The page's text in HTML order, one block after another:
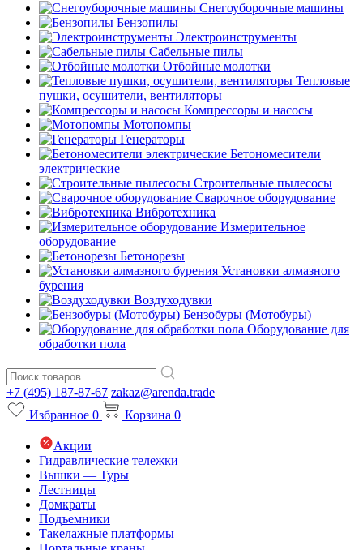
Снегоуборочные машины
Бензопилы
Электроинструменты
Сабельные пилы
Отбойные молотки
Тепловые
пушки, осушители, вентиляторы
Компрессоры и насосы
Мотопомпы
Генераторы
Бетономесители
электрические
Строительные пылесосы
Сварочное оборудование
Вибротехника
Измерительное
оборудование
Бетонорезы
Установки алмазного
бурения
Воздуходувки
Бензобуры (Мотобуры)
Оборудование для
обработки пола
+7 (495) 187-87-67 zakaz@arenda.trade
Избранное 0 Корзина 0
Акции
Гидравлические тележки
Вышки — Туры
Лестницы
Домкраты
Подъемники
Такелажные платформы